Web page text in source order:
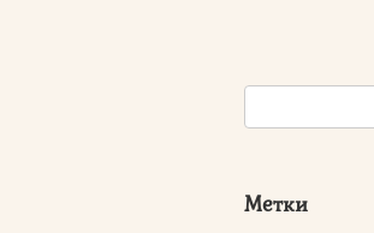
Поиск:
Метки